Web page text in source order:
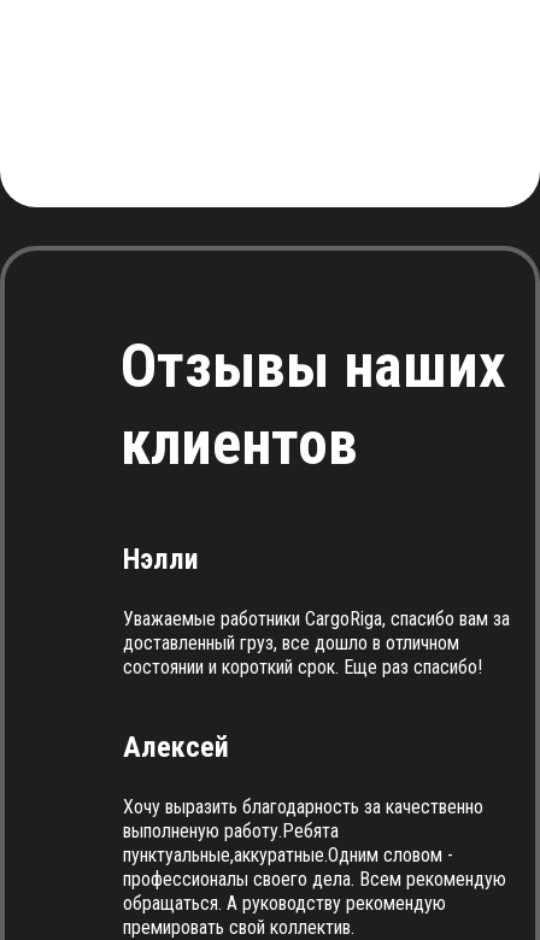
Отзывы наших
клиентов
Нэлли
Уважаемые работники CargoRiga, спасибо вам за
доставленный груз, все дошло в отличном
состоянии и короткий срок. Еще раз спасибо!
Алексей
Хочу выразить благодарность за качественно
выполненую работу.Ребята
пунктуальные,аккуратные.Одним словом -
профессионалы своего дела. Всем рекомендую
обращаться. А руководству рекомендую
премировать свой коллектив.